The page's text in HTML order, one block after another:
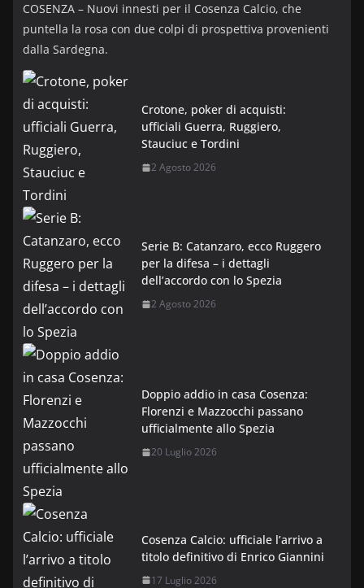
COSENZA – Nuovi innesti per il Cosenza Calcio, che
puntella la rosa con due colpi di prospettiva provenienti
dalla Sardegna.
Crotone, poker di acquisti:
ufficiali Guerra, Ruggiero,
Stauciuc e Tordini
2 Agosto 2026
Serie B: Catanzaro, ecco Ruggero
per la difesa – i dettagli
dell’accordo con lo Spezia
2 Agosto 2026
Doppio addio in casa Cosenza:
Florenzi e Mazzocchi passano
ufficialmente allo Spezia
20 Luglio 2026
Cosenza Calcio: ufficiale l’arrivo a
titolo definitivo di Enrico Giannini
17 Luglio 2026